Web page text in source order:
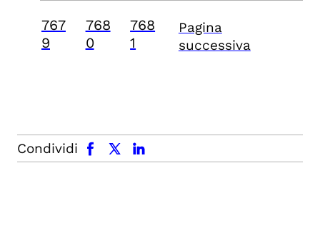
767
9
768
0
768
1
Pagina
successiva
Condividi
facebook x.com linkedin